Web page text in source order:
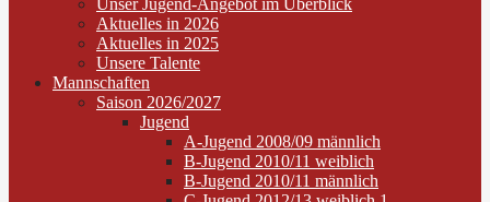
Unser Jugend-Angebot im Überblick
Aktuelles in 2026
Aktuelles in 2025
Unsere Talente
Mannschaften
Saison 2026/2027
Jugend
A-Jugend 2008/09 männlich
B-Jugend 2010/11 weiblich
B-Jugend 2010/11 männlich